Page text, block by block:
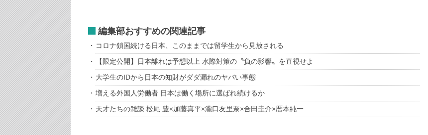
編集部おすすめの関連記事
コロナ鎖国続ける日本、このままでは留学生から見放される
【限定公開】日本離れは予想以上 水際対策の〝負の影響〟を直視せよ
大学生のIDから日本の知財がダダ漏れのヤバい事態
増える外国人労働者 日本は働く場所に選ばれ続けるか
天才たちの雑談 松尾 豊×加藤真平×瀧口友里奈×合田圭介×暦本純一